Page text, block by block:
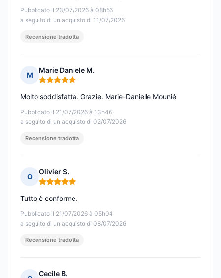
Pubblicato il 23/07/2026 à 08h56
a seguito di un acquisto di 11/07/2026
Recensione tradotta
M
Marie Daniele M.
Nota: 5 su 5
Pubblicato il 21/07/2026 à 13h46
a seguito di un acquisto di 02/07/2026
Molto soddisfatta. Grazie. Marie-Danielle Mounié
Recensione tradotta
O
Olivier S.
Nota: 5 su 5
Pubblicato il 21/07/2026 à 05h04
a seguito di un acquisto di 08/07/2026
Tutto è conforme.
Recensione tradotta
Cecile B.